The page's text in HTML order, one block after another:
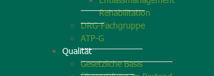
Rehabilitation
DRG-Fachgruppe
ATP-G
Qualität
Gesetzliche Basis